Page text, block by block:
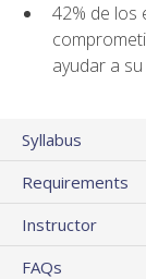
42% de los
ayudar a
Syllabus
Requirements
Instructor
FAQs